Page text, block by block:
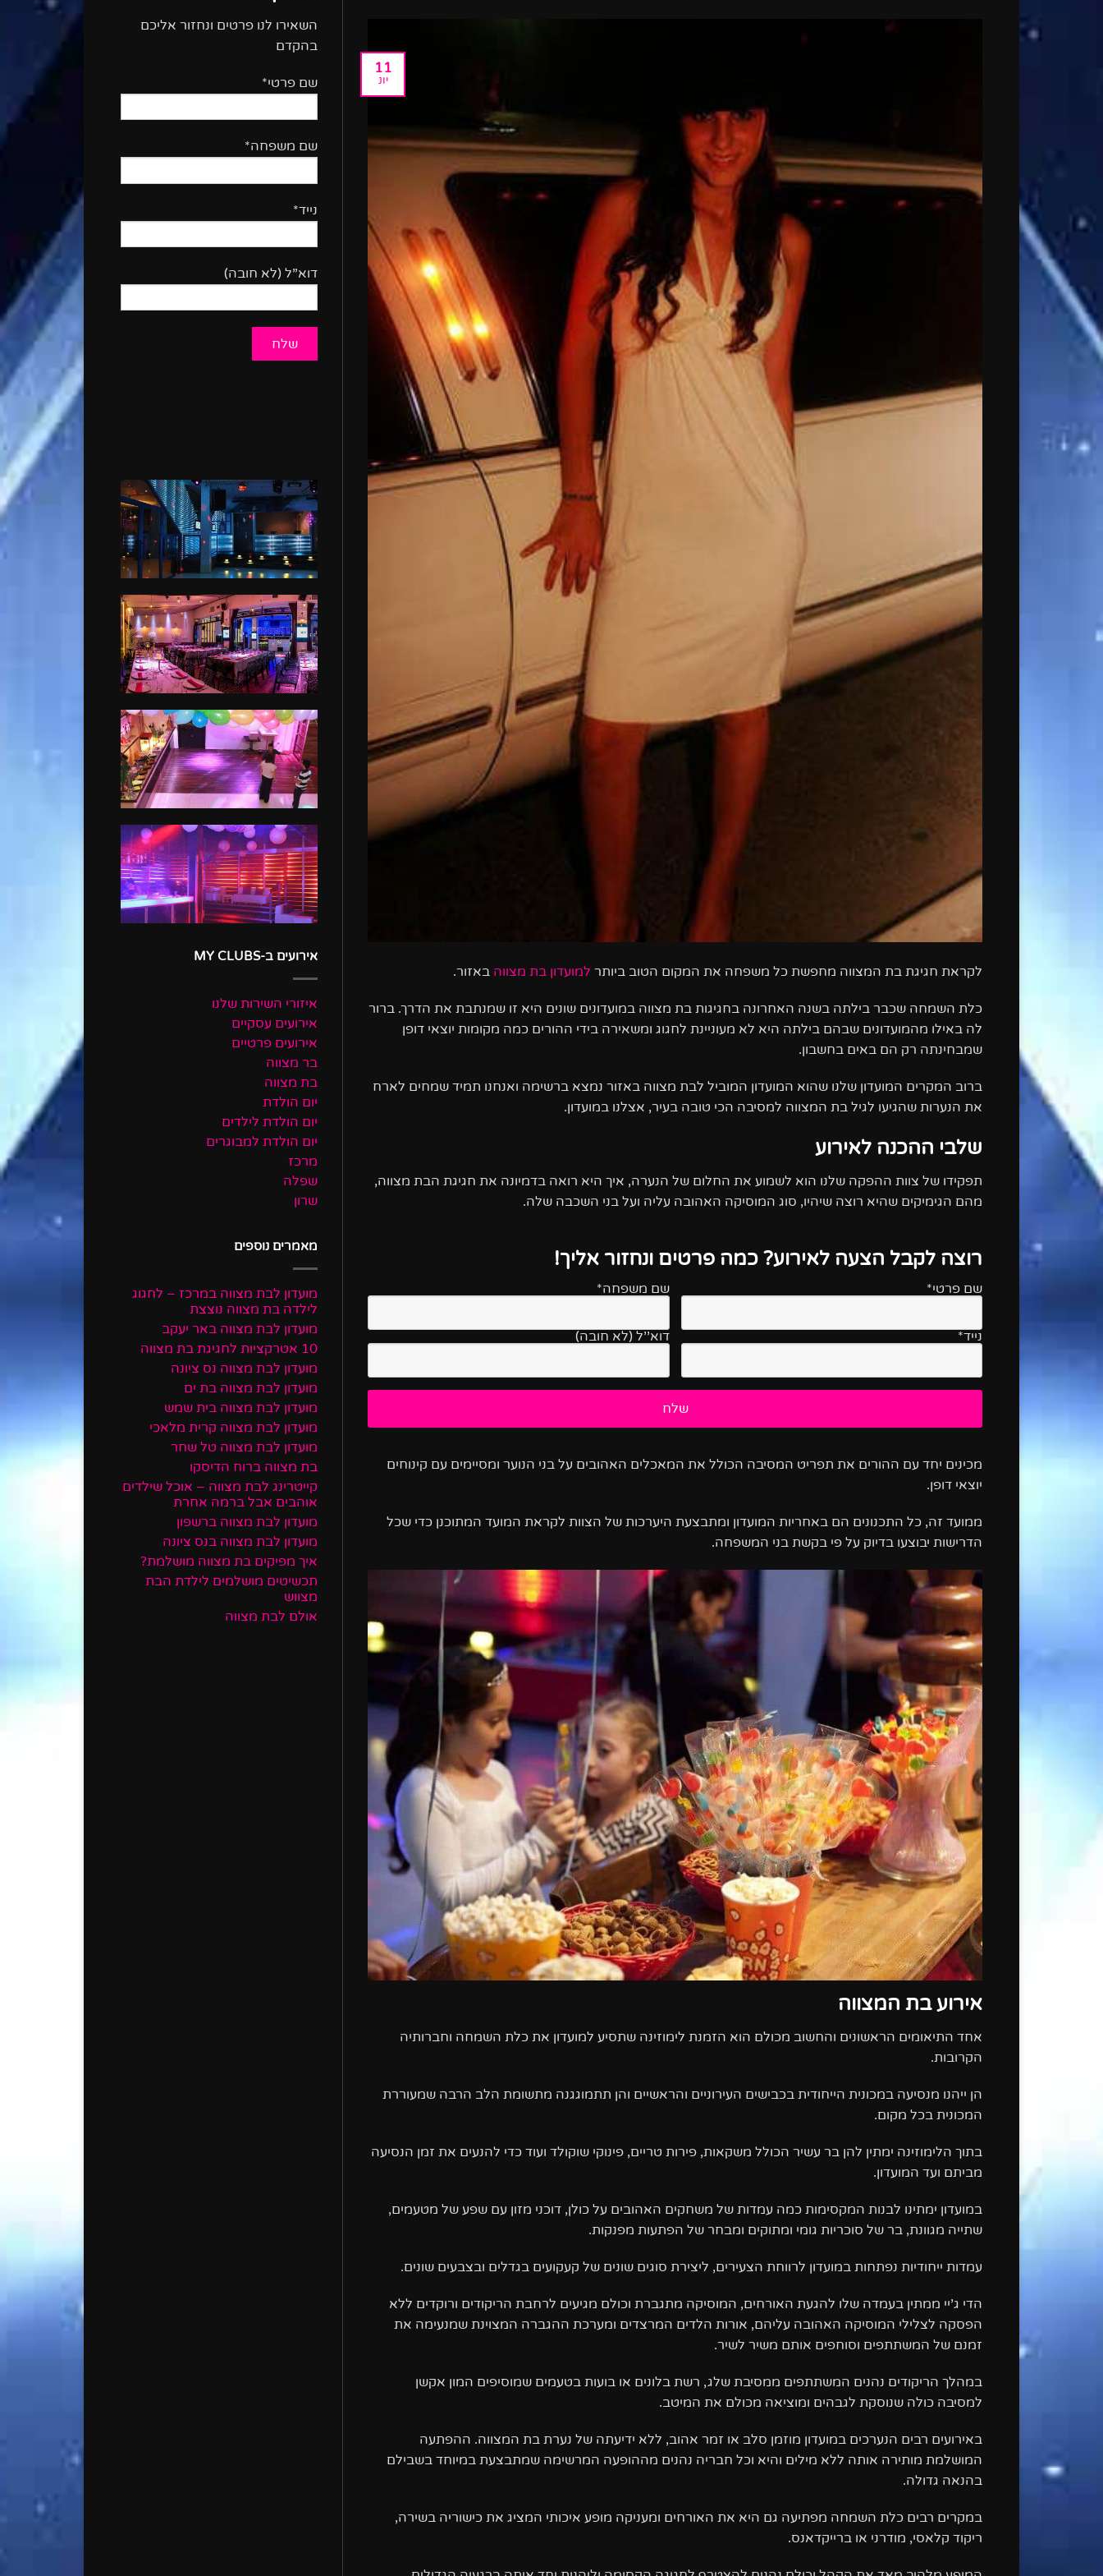
11
יונ
לקראת חגיגת בת המצווה מחפשת כל משפחה את המקום הטוב ביותר למועדון בת מצווה באזור.
כלת השמחה שכבר בילתה בשנה האחרונה בחגיגות בת מצווה במועדונים שונים היא זו שמנתבת את הדרך. ברור
לה באילו מהמועדונים שבהם בילתה היא לא מעוניינת לחגוג ומשאירה בידי ההורים כמה מקומות יוצאי דופן
שמבחינתה רק הם באים בחשבון.
ברוב המקרים המועדון שלנו שהוא המועדון המוביל לבת מצווה באזור נמצא ברשימה ואנחנו תמיד שמחים לארח
את הנערות שהגיעו לגיל בת המצווה למסיבה הכי טובה בעיר, אצלנו במועדון.
שלבי ההכנה לאירוע
תפקידו של צוות ההפקה שלנו הוא לשמוע את החלום של הנערה, איך היא רואה בדמיונה את חגיגת הבת מצווה,
מהם הגימיקים שהיא רוצה שיהיו, סוג המוסיקה האהובה עליה ועל בני השכבה שלה.
רוצה לקבל הצעה לאירוע? כמה פרטים ונחזור אליך!
שם פרטי* שם משפחה*
נייד* דוא''ל (לא חובה)
מכינים יחד עם ההורים את תפריט המסיבה הכולל את המאכלים האהובים על בני הנוער ומסיימים עם קינוחים
יוצאי דופן.
ממועד זה, כל התכנונים הם באחריות המועדון ומתבצעת היערכות של הצוות לקראת המועד המתוכנן כדי שכל
הדרישות יבוצעו בדיוק על פי בקשת בני המשפחה.
אירוע בת המצווה
אחד התיאומים הראשונים והחשוב מכולם הוא הזמנת לימוזינה שתסיע למועדון את כלת השמחה וחברותיה
הקרובות.
הן ייהנו מנסיעה במכונית הייחודית בכבישים העירוניים והראשיים והן תתמוגגנה מתשומת הלב הרבה שמעוררת
המכונית בכל מקום.
בתוך הלימוזינה ימתין להן בר עשיר הכולל משקאות, פירות טריים, פינוקי שוקולד ועוד כדי להנעים את זמן הנסיעה
מביתם ועד המועדון.
במועדון ימתינו לבנות המקסימות כמה עמדות של משחקים האהובים על כולן, דוכני מזון עם שפע של מטעמים,
שתייה מגוונת, בר של סוכריות גומי ומתוקים ומבחר של הפתעות מפנקות.
עמדות ייחודיות נפתחות במועדון לרווחת הצעירים, ליצירת סוגים שונים של קעקועים בגדלים ובצבעים שונים.
הדי ג’יי ממתין בעמדה שלו להגעת האורחים, המוסיקה מתגברת וכולם מגיעים לרחבת הריקודים ורוקדים ללא
הפסקה לצלילי המוסיקה האהובה עליהם, אורות הלדים המרצדים ומערכת ההגברה המצוינת שמנעימה את
זמנם של המשתתפים וסוחפים אותם משיר לשיר.
במהלך הריקודים נהנים המשתתפים ממסיבת שלג, רשת בלונים או בועות בטעמים שמוסיפים המון אקשן
למסיבה כולה שנוסקת לגבהים ומוציאה מכולם את המיטב.
באירועים רבים הנערכים במועדון מוזמן סלב או זמר אהוב, ללא ידיעתה של נערת בת המצווה. ההפתעה
המושלמת מותירה אותה ללא מילים והיא וכל חבריה נהנים מההופעה המרשימה שמתבצעת במיוחד בשבילם
בהנאה גדולה.
במקרים רבים כלת השמחה מפתיעה גם היא את האורחים ומעניקה מופע איכותי המציג את כישוריה בשירה,
ריקוד קלאסי, מודרני או ברייקדאנס.
השאירו לנו פרטים ונחזור אליכם
בהקדם
שם פרטי*
שם משפחה*
נייד*
דוא”ל (לא חובה)
אירועים ב-MY CLUBS
איזורי השירות שלנו
אירועים עסקיים
אירועים פרטיים
בר מצווה
בת מצווה
יום הולדת
יום הולדת לילדים
יום הולדת למבוגרים
מרכז
שפלה
שרון
מאמרים נוספים
מועדון לבת מצווה במרכז – לחגוג
לילדה בת מצווה נוצצת
מועדון לבת מצווה באר יעקב
10 אטרקציות לחגיגת בת מצווה
מועדון לבת מצווה נס ציונה
מועדון לבת מצווה בת ים
מועדון לבת מצווה בית שמש
מועדון לבת מצווה קרית מלאכי
מועדון לבת מצווה טל שחר
בת מצווה ברוח הדיסקו
קייטרינג לבת מצווה – אוכל שילדים
אוהבים אבל ברמה אחרת
מועדון לבת מצווה ברשפון
מועדון לבת מצווה בנס ציונה
איך מפיקים בת מצווה מושלמת?
תכשיטים מושלמים לילדת הבת
מצווש
אולם לבת מצווה